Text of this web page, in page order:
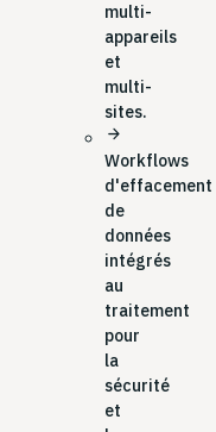
multi-
appareils
et
multi-
sites.
arrow_forward
Workflows
d'effacement
de
données
intégrés
au
traitement
pour
la
sécurité
et